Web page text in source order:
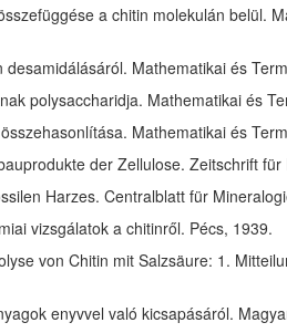
a chitin molekulán belül.
desamidálásáról. Mathematikai és
polysaccharidja. Mathematikai és
Mathematikai és
der Zellulose. Zeitschrift
Harzes. Centralblatt für
vizsgálatok a chitinről. Pécs, 1939.
von Chitin mit Salzsäure: 1.
enyvvel való kicsapásáról.